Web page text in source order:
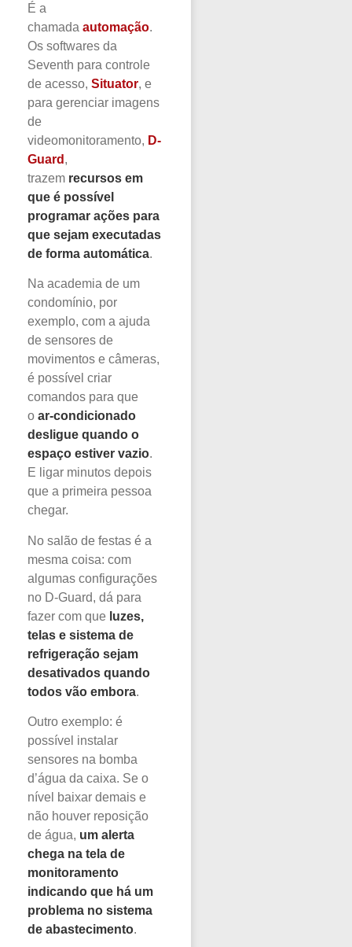
É a
chamada automação.
Os softwares da
Seventh para controle
de acesso, Situator, e
para gerenciar imagens
de
videomonitoramento, D-
Guard ,
trazem recursos em
que é possível
programar ações para
que sejam executadas
de forma automática.
Na academia de um
condomínio, por
exemplo, com a ajuda
de sensores de
movimentos e câmeras,
é possível criar
comandos para que
o ar-condicionado
desligue quando o
espaço estiver vazio.
E ligar minutos depois
que a primeira pessoa
chegar.
No salão de festas é a
mesma coisa: com
algumas configurações
no D-Guard, dá para
fazer com que luzes,
telas e sistema de
refrigeração sejam
desativados quando
todos vão embora.
Outro exemplo: é
possível instalar
sensores na bomba
d’água da caixa. Se o
nível baixar demais e
não houver reposição
de água, um alerta
chega na tela de
monitoramento
indicando que há um
problema no sistema
de abastecimento.